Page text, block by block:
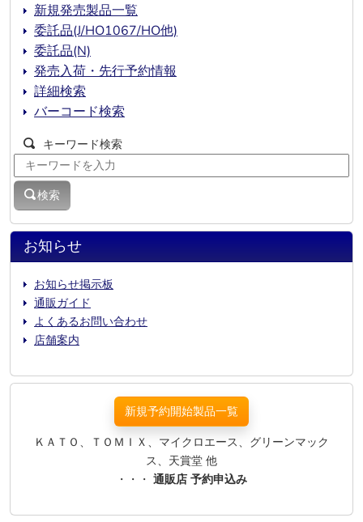
お知らせ
お知らせ掲示板
通販ガイド
よくあるお問い合わせ
店舗案内
新規発売製品一覧
委託品(J/HO1067/HO他)
委託品(N)
発売入荷・先行予約情報
詳細検索
バーコード検索
キーワード検索
検索
新規予約開始製品一覧
ＫＡＴＯ、ＴＯＭＩＸ、マイクロエース、グリーンマック
ス、天賞堂 他
・・・ 通販店 予約申込み